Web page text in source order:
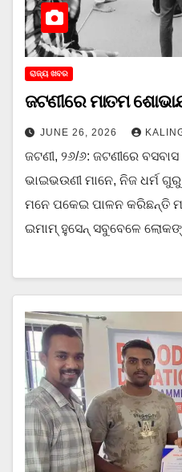
ରାଜ୍ୟ ଖବର
ଜଟଣୀରେ ମାତମ
JUNE 26, 2026
ଜଟଣୀ, ୨୬/୬: ଜଟଣୀରେ
ଭାଇଭଉଣୀ ମାନେ, ନିଜ ଧର୍ମ
ମନେ ପକେଇ ପାଳନ କରିଛନ୍ତି
ଇମାମ୍ ହୁସେନ୍ ସବୁବେଳେ